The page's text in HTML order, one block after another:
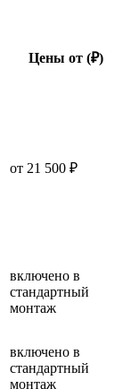
Цены от (₽)
от 21 500 ₽
включено в
стандартный
монтаж
включено в
стандартный
монтаж